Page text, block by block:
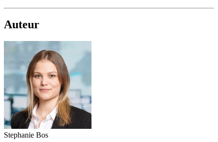
Auteur
Stephanie Bos